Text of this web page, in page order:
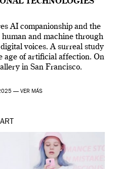
TECHNOLOGIES’
AI companionship and the
and machine through
voices. A surreal study
age of artificial affection. On
in San Francisco.
— VER MÁS
ART